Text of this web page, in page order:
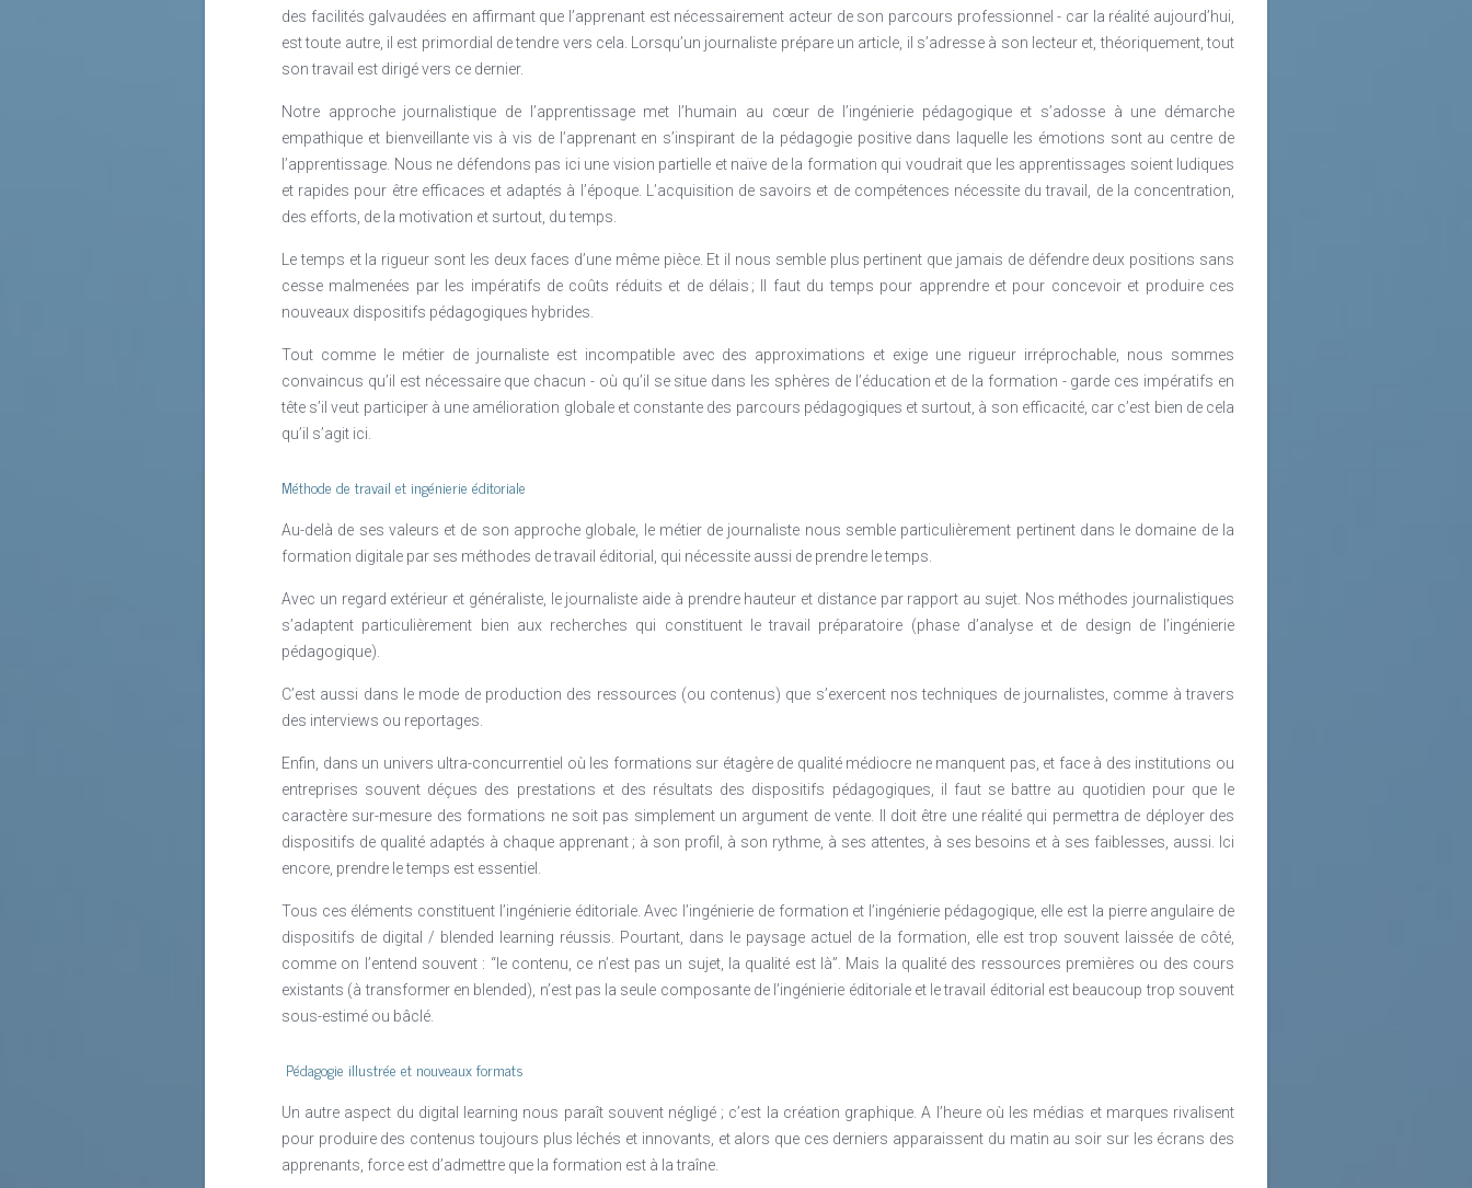
des facilités galvaudées en affirmant que l’apprenant est nécessairement acteur de son parcours professionnel - car la réalité aujourd’hui,
est toute autre, il est primordial de tendre vers cela. Lorsqu’un journaliste prépare un article, il s’adresse à son lecteur et, théoriquement, tout
son travail est dirigé vers ce dernier.
Notre approche journalistique de l’apprentissage met l’humain au cœur de l’ingénierie pédagogique et s’adosse à une démarche
empathique et bienveillante vis à vis de l’apprenant en s’inspirant de la pédagogie positive dans laquelle les émotions sont au centre de
l’apprentissage. Nous ne défendons pas ici une vision partielle et naïve de la formation qui voudrait que les apprentissages soient ludiques
et rapides pour être efficaces et adaptés à l’époque. L’acquisition de savoirs et de compétences nécessite du travail, de la concentration,
des efforts, de la motivation et surtout, du temps.
Le temps et la rigueur sont les deux faces d’une même pièce. Et il nous semble plus pertinent que jamais de défendre deux positions sans
cesse malmenées par les impératifs de coûts réduits et de délais ; Il faut du temps pour apprendre et pour concevoir et produire ces
nouveaux dispositifs pédagogiques hybrides.
Tout comme le métier de journaliste est incompatible avec des approximations et exige une rigueur irréprochable, nous sommes
convaincus qu’il est nécessaire que chacun - où qu’il se situe dans les sphères de l’éducation et de la formation - garde ces impératifs en
tête s’il veut participer à une amélioration globale et constante des parcours pédagogiques et surtout, à son efficacité, car c’est bien de cela
qu’il s’agit ici.
Méthode de travail et ingénierie éditoriale
Au-delà de ses valeurs et de son approche globale, le métier de journaliste nous semble particulièrement pertinent dans le domaine de la
formation digitale par ses méthodes de travail éditorial, qui nécessite aussi de prendre le temps.
Avec un regard extérieur et généraliste, le journaliste aide à prendre hauteur et distance par rapport au sujet. Nos méthodes journalistiques
s’adaptent particulièrement bien aux recherches qui constituent le travail préparatoire (phase d’analyse et de design de l’ingénierie
pédagogique).
C’est aussi dans le mode de production des ressources (ou contenus) que s’exercent nos techniques de journalistes, comme à travers
des interviews ou reportages.
Enfin, dans un univers ultra-concurrentiel où les formations sur étagère de qualité médiocre ne manquent pas, et face à des institutions ou
entreprises souvent déçues des prestations et des résultats des dispositifs pédagogiques, il faut se battre au quotidien pour que le
caractère sur-mesure des formations ne soit pas simplement un argument de vente. Il doit être une réalité qui permettra de déployer des
dispositifs de qualité adaptés à chaque apprenant ; à son profil, à son rythme, à ses attentes, à ses besoins et à ses faiblesses, aussi. Ici
encore, prendre le temps est essentiel.
Tous ces éléments constituent l’ingénierie éditoriale. Avec l’ingénierie de formation et l’ingénierie pédagogique, elle est la pierre angulaire de
dispositifs de digital / blended learning réussis. Pourtant, dans le paysage actuel de la formation, elle est trop souvent laissée de côté,
comme on l’entend souvent : “le contenu, ce n’est pas un sujet, la qualité est là”. Mais la qualité des ressources premières ou des cours
existants (à transformer en blended), n’est pas la seule composante de l’ingénierie éditoriale et le travail éditorial est beaucoup trop souvent
sous-estimé ou bâclé.
Pédagogie illustrée et nouveaux formats
Un autre aspect du digital learning nous paraît souvent négligé ; c’est la création graphique. A l’heure où les médias et marques rivalisent
pour produire des contenus toujours plus léchés et innovants, et alors que ces derniers apparaissent du matin au soir sur les écrans des
apprenants, force est d’admettre que la formation est à la traîne.